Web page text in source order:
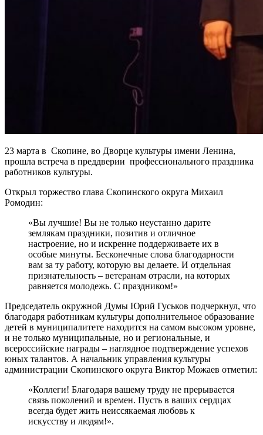
23 марта в Скопине, во Дворце культуры имени Ленина,
прошла встреча в преддверии профессионального праздника
работников культуры.
Открыл торжество глава Скопинского округа Михаил
Ромодин:
«Вы лучшие! Вы не только неустанно дарите
землякам праздники, позитив и отличное
настроение, но и искренне поддерживаете их в
особые минуты. Бесконечные слова благодарности
вам за ту работу, которую вы делаете. И отдельная
признательность – ветеранам отрасли, на которых
равняется молодежь. С праздником!»
Председатель окружной Думы Юрий Гуськов подчеркнул, что
благодаря работникам культуры дополнительное образование
детей в муниципалитете находится на самом высоком уровне,
и не только муниципальные, но и региональные, и
всероссийские награды – наглядное подтверждение успехов
юных талантов. А начальник управления культуры
администрации Скопинского округа Виктор Можаев отметил:
«Коллеги! Благодаря вашему труду не прерывается
связь поколений и времен. Пусть в ваших сердцах
всегда будет жить неиссякаемая любовь к
искусству и людям!».